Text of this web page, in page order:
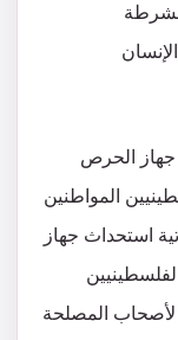
جهاز الحرص
المواطنين
استحداث جهاز
لأصحاب المصلحة